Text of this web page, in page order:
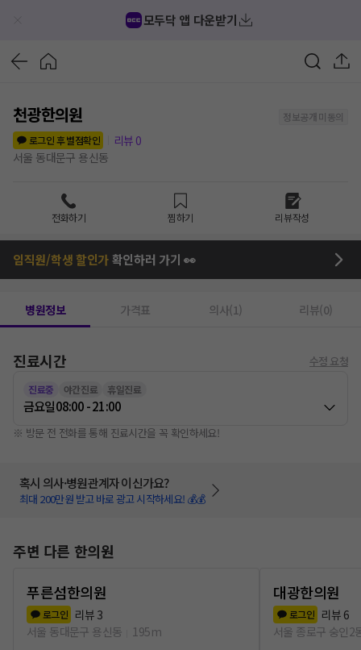
모두닥 앱 다운받기
천광한의원
정보공개 미동의
로그인 후 별점확인
리뷰 0
서울 동대문구 용신동
전화하기 찜하기 리뷰작성
임직원/학생 할인가확인하러 가기 👀
병원정보 가격표 의사(1) 리뷰(0)
진료시간 수정 요청
진료중 야간진료 휴일진료
금요일08:00 - 21:00
※ 방문 전 전화를 통해 진료시간을 꼭 확인하세요!
혹시 의사·병원관계자 이신가요?
최대 200만원 받고 바로 광고 시작하세요! 💰💰
주변 다른 한의원
푸른섬한의원
로그인 리뷰 3
서울 동대문구 용신동
195m
대광한의원
로그인 리뷰 6
서울 종로구 숭인2